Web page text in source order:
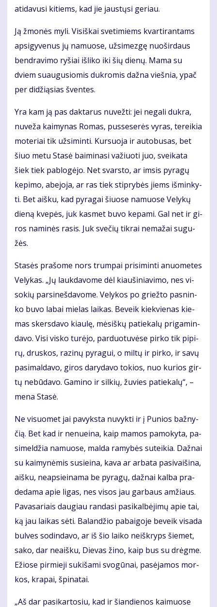
ati­da­vu­si ki­tiems, kad jie jaus­tų­si ge­riau.
Ją žmo­nės my­li. Vi­siš­kai sve­ti­miems kvar­ti­ran­tams
ap­si­gy­ve­nus jų na­muo­se, už­si­mez­gę nuo­šir­daus
ben­dra­vi­mo ry­šiai iš­li­ko iki šių die­nų. Ma­ma su
dviem su­au­gu­sio­mis duk­ro­mis daž­na vieš­nia, ypač
per di­dži­ą­sias šven­tes.
Yra kam ją pas dak­ta­rus nu­vež­ti: jei ne­ga­li duk­ra,
nu­ve­ža kai­my­nas Ro­mas, pus­se­se­rės vy­ras, te­rei­kia
mo­te­riai tik už­si­min­ti. Kur­suo­ja ir au­to­bu­sas, bet
šiuo me­tu Sta­sė bai­mi­na­si va­žiuo­ti juo, svei­ka­ta
šiek tiek pa­blo­gė­jo. Net svars­to, ar im­sis py­ra­gų
ke­pi­mo, abe­jo­ja, ar ras tiek stip­ry­bės jiems iš­min­ky­
ti. Bet aiš­ku, kad py­ra­gai šiuo­se na­muo­se Ve­ly­kų
die­ną kve­pės, juk kas­met bu­vo ke­pa­mi. Gal net ir gi­
ros na­mi­nės ra­sis. Juk sve­čių tik­rai ne­ma­žai su­gu­
žės.
Sta­sės pra­šo­me nors trum­pai pri­si­min­ti anuo­me­tes
Ve­ly­kas. „Jų lauk­da­vo­me dėl kiau­ši­nia­vi­mo, nes vi­
so­kių par­si­neš­da­vo­me. Ve­ly­kos po griež­to pas­nin­
ko bu­vo la­bai mie­las lai­kas. Be­veik kiek­vie­nas kie­
mas skers­da­vo kiau­lę, mė­siš­kų pa­tie­ka­lų pri­ga­min­
da­vo. Vi­si vis­ko tu­rė­jo, par­duo­tu­vė­se pir­ko tik pi­pi­
rų, drus­kos, ra­zi­nų py­ra­gui, o mil­tų ir pir­ko, ir sa­vų
pa­si­mal­da­vo, gi­ros da­ry­da­vo to­kios, nuo ku­rios gir­
tų ne­bū­da­vo. Ga­mi­no ir sil­kių, žu­vies pa­tie­ka­lų“, –
me­na Sta­sė.
Ne vi­suo­met jai pa­vyks­ta nu­vyk­ti ir į Pu­nios baž­ny­
čią. Bet kad ir ne­nu­ei­na, kaip ma­mos pa­mo­ky­ta, pa­
si­mel­džia na­muo­se, mal­da ra­my­bės su­tei­kia. Daž­nai
su kai­my­nė­mis su­si­ei­na, ka­va ar ar­ba­ta pa­si­vai­ši­na,
aiš­ku, neap­si­ei­na­ma be py­ra­gų, daž­nai kal­ba pra­
de­da­ma apie li­gas, nes vi­sos jau gar­baus am­žiaus.
Pa­va­sa­riais dau­giau ran­da­si pa­si­kal­bė­ji­mų apie tai,
ką jau lai­kas sė­ti. Ba­lan­džio pa­bai­go­je be­veik vi­sa­da
bul­ves so­din­da­vo, ar iš šio lai­ko ne­iš­kryps šie­met,
sa­ko, dar ne­aiš­ku, Die­vas ži­no, kaip bus su drėg­me.
Ežio­se pir­mie­ji su­ki­ša­mi svo­gū­nai, pa­sė­ja­mos mor­
kos, kra­pai, špi­na­tai.
„Aš dar pa­si­kar­to­siu, kad ir šian­die­nos kai­muo­se